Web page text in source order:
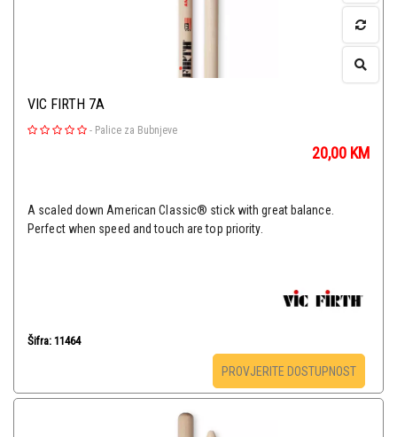
VIC FIRTH 7A
- Palice za Bubnjeve
20,00 KM
A scaled down American Classic® stick with great balance.
Perfect when speed and touch are top priority.
Šifra: 11464
PROVJERITE DOSTUPNOST